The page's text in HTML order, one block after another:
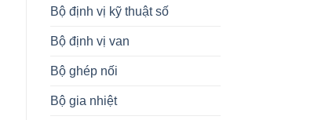
Bộ định vị kỹ thuật số
Bộ định vị van
Bộ ghép nối
Bộ gia nhiệt